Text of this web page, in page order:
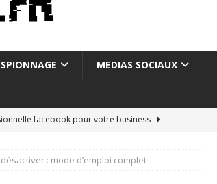
MEDIAS SOCIAUX
facebook pour votre business
et fonctionnement
WEBMARKETING
: mode d’emploi complet